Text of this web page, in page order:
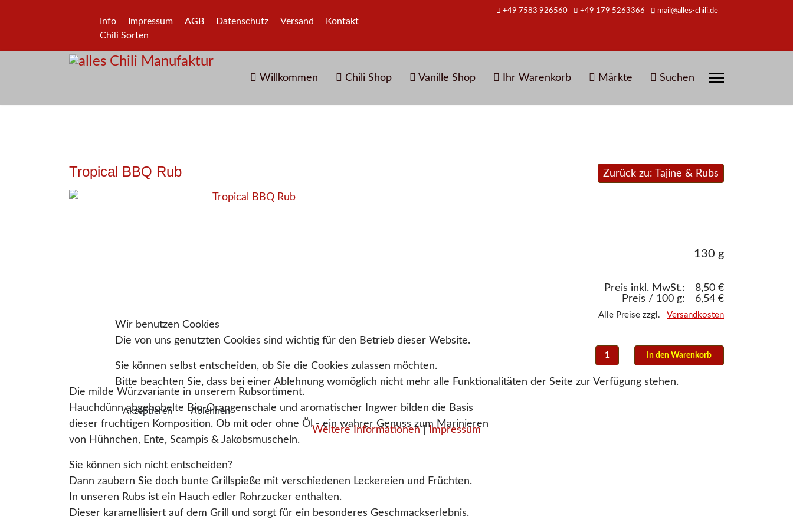
Info Impressum AGB Datenschutz Versand
Kontakt
Chili Sorten
+49 7583 926560 +49 179 5263366 mail@alles-chili.de
Willkommen Chili Shop Vanille Shop Ihr Warenkorb Märkte Suchen
Zurück zu: Tajine & Rubs
Tropical BBQ Rub
130 g
Preis inkl. MwSt.:
8,50 €
Preis / 100 g:
6,54 €
Alle Preise zzgl. Versandkosten
Die milde Würzvariante in unserem Rubsortiment.
Hauchdünn abgehobelte Bio-Orangenschale und aromatischer Ingwer bilden die Basis
dieser fruchtigen Komposition. Ob mit oder ohne Öl - ein wahrer Genuss zum Marinieren
von Hühnchen, Ente, Scampis & Jakobsmuscheln.
Sie können sich nicht entscheiden?
Dann zaubern Sie doch bunte Grillspieße mit verschiedenen Leckereien und Früchten.
In unseren Rubs ist ein Hauch edler Rohrzucker enthalten.
Dieser karamellisiert auf dem Grill und sorgt für ein besonderes Geschmackserlebnis.
Wir benutzen Cookies
Die von uns genutzten Cookies sind wichtig für den Betrieb dieser Website.
Sie können selbst entscheiden, ob Sie die Cookies zulassen möchten.
Bitte beachten Sie, dass bei einer Ablehnung womöglich nicht mehr alle Funktionalitäten der Seite zur Verfügung stehen.
Akzeptieren Ablehnen
Weitere Informationen|Impressum